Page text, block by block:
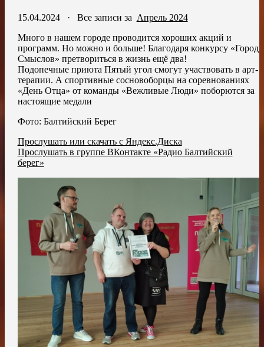
15.04.2024· Все записи за Апрель 2024
Много в нашем городе проводится хороших акций и
программ. Но можно и больше! Благодаря конкурсу «Город
Смыслов» претвориться в жизнь ещё два!
Подопечные приюта Пятый угол смогут участвовать в арт-
терапии. А спортивные сосновоборцы на соревнованиях
«День Отца» от команды «Вежливые Люди» поборются за
настоящие медали
Фото: Балтийский Берег
Прослушать или скачать с Яндекс.Диска
Прослушать в группе ВКонтакте «Радио Балтийский
берег»